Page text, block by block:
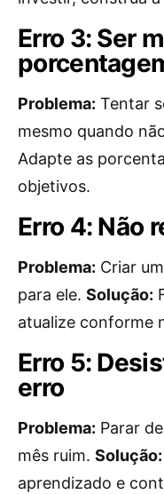
Erro 3: Ser
Problema: Tentar
mesmo quando
Adapte as
objetivos.
Erro 4: Não
Problema: Criar
para ele. Solução:
atualize conforme
Erro 5:
erro
Problema: Parar
mês ruim. Solução:
aprendizado e